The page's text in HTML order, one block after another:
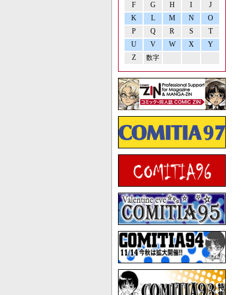
F
G H I
J
K
L M N
O
P
Q R S
T
U
V W X
Y
Z
数字